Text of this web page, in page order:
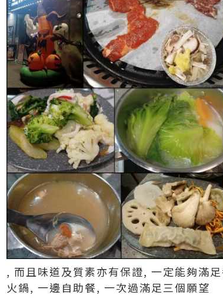
, 而且味道及質素亦有保證, 一定能夠滿
火鍋, 一邊自助餐, 一次過滿足三個願望